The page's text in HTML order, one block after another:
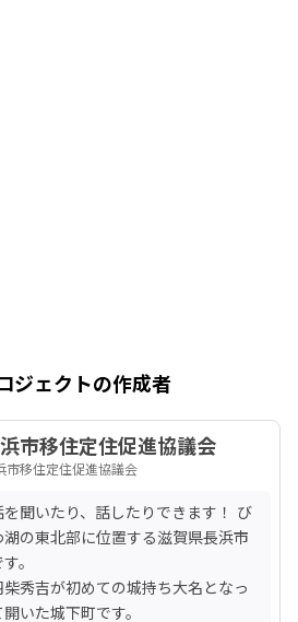
ジェクトの作成者
市移住定住促進協議会
市移住定住促進協議会
を聞いたり、話したりできます！ び
湖の東北部に位置する滋賀県長浜市
。
柴秀吉が初めての城持ち大名となっ
開いた城下町です。